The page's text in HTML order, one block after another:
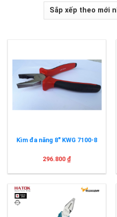
Kìm đa năng 8″ KWG 7100-8
296.800 ₫